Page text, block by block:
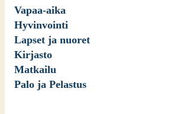
Vapaa-aika
Hyvinvointi
Lapset ja nuoret
Kirjasto
Matkailu
Palo ja Pelastus